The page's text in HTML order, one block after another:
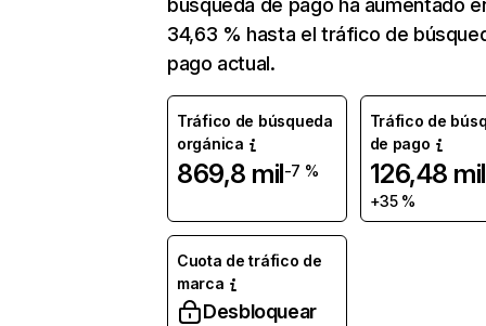
búsqueda de pago ha aumentado
34,63 % hasta el tráfico de
pago actual.
Tráfico de búsqueda
orgánica
869,8 mil-7 %
Tráfico de
de pago
126,48 mil
+35 %
Cuota de tráfico de
marca
Desbloquear